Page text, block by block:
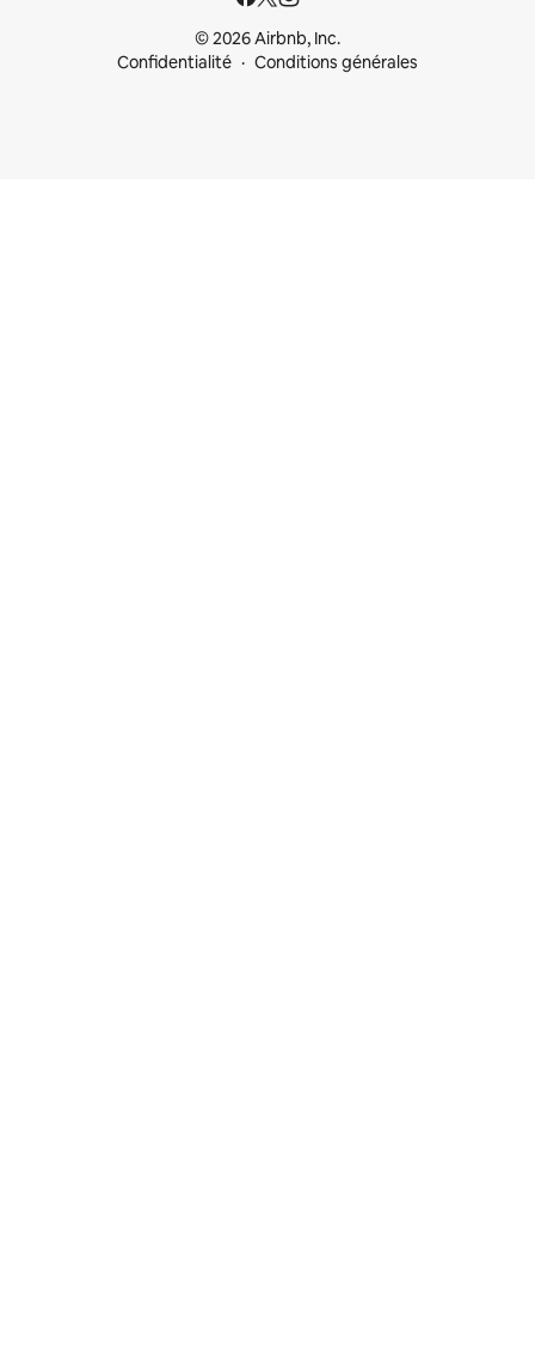
© 2026 Airbnb, Inc.
Confidentialité
Conditions générales